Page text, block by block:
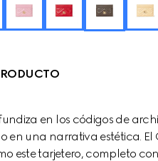
en los códigos de
en una narrativa estética.
este tarjetero, completo